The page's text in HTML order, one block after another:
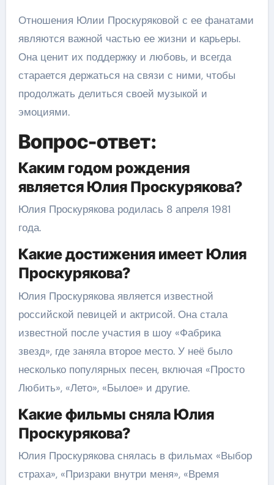
Отношения Юлии Проскуряковой с ее фанатами
являются важной частью ее жизни и карьеры.
Она ценит их поддержку и любовь, и всегда
старается держаться на связи с ними, чтобы
продолжать делиться своей музыкой и
эмоциями.
Вопрос-ответ:
Каким годом рождения
является Юлия Проскурякова?
Юлия Проскурякова родилась 8 апреля 1981
года.
Какие достижения имеет Юлия
Проскурякова?
Юлия Проскурякова является известной
российской певицей и актрисой. Она стала
известной после участия в шоу «Фабрика
звезд», где заняла второе место. У неё было
несколько популярных песен, включая «Просто
Любить», «Лето», «Былое» и другие.
Какие фильмы сняла Юлия
Проскурякова?
Юлия Проскурякова снялась в фильмах «Выбор
страха», «Призраки внутри меня», «Время